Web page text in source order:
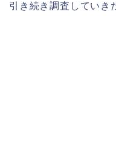
引き続き調査していき